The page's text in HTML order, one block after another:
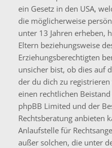
ein Gesetz in den USA,
die möglicherweise
unter 13 Jahren erheben,
Eltern beziehungsweise
Erziehungsberechtigten
unsicher bist, ob dies auf
der du dich zu
einen rechtlichen
phpBB Limited und der
Rechtsberatung anbieten
Anlaufstelle für
außer solchen, die unter